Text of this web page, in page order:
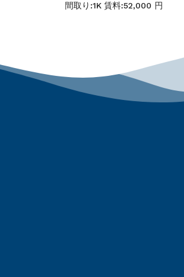
間取り:1K 賃料:52,000 円